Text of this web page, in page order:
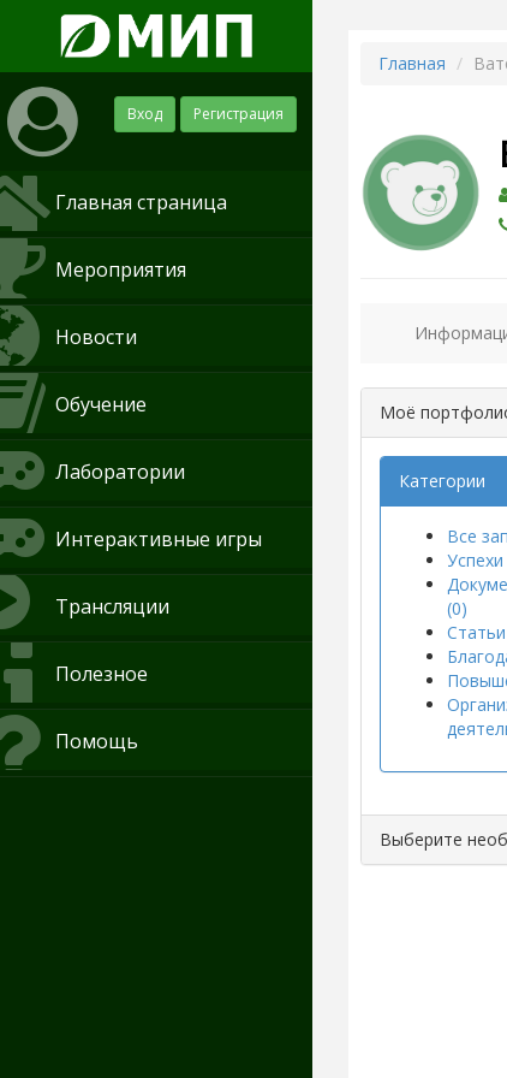
Вход Регистрация
Главная страница
Мероприятия
Новости
Обучение
Лаборатории
Интерактивные игры
Трансляции
Полезное
Помощь
Главная
Моё
Категории
Все
(0)
Выберите